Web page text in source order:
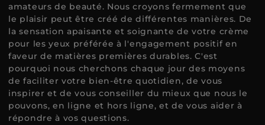
amateurs de beauté. Nous croyons fermement que
le plaisir peut être créé de différentes manières. De
la sensation apaisante et soignante de votre crème
pour les yeux préférée à l'engagement positif en
faveur de matières premières durables. C'est
pourquoi nous cherchons chaque jour des moyens
de faciliter votre bien-être quotidien, de vous
inspirer et de vous conseiller du mieux que nous le
pouvons, en ligne et hors ligne, et de vous aider à
répondre à vos questions.